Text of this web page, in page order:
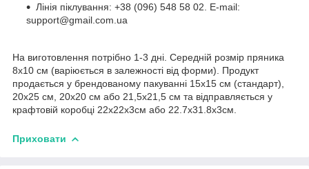
Лінія піклування: +38 (096) 548 58 02. E-mail:
support@gmail.com.ua
На виготовлення потрібно 1-3 дні. Cередній розмір пряника
8х10 см (варіюється в залежності від форми). Продукт
продається у брендованому пакуванні 15х15 см (стандарт),
20х25 см, 20х20 см або 21,5х21,5 см та відправляється у
крафтовій коробці 22х22х3см або 22.7х31.8х3см.
Приховати